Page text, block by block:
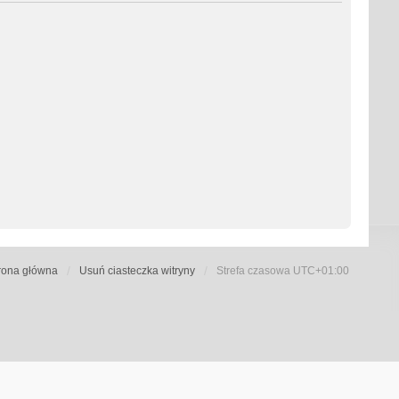
główna Usuń ciasteczka witryny Strefa czasowa UTC+01:00